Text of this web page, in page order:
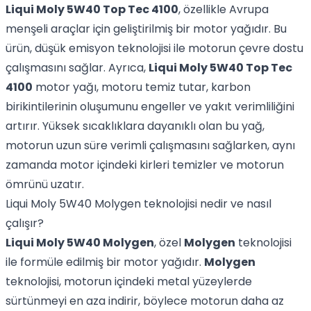
Liqui Moly 5W40 Top Tec 4100, özellikle Avrupa
menşeli araçlar için geliştirilmiş bir motor yağıdır. Bu
ürün, düşük emisyon teknolojisi ile motorun çevre dostu
çalışmasını sağlar. Ayrıca, Liqui Moly 5W40 Top Tec
4100 motor yağı, motoru temiz tutar, karbon
birikintilerinin oluşumunu engeller ve yakıt verimliliğini
artırır. Yüksek sıcaklıklara dayanıklı olan bu yağ,
motorun uzun süre verimli çalışmasını sağlarken, aynı
zamanda motor içindeki kirleri temizler ve motorun
ömrünü uzatır.
Liqui Moly 5W40 Molygen teknolojisi nedir ve nasıl
çalışır?
Liqui Moly 5W40 Molygen, özel Molygen teknolojisi
ile formüle edilmiş bir motor yağıdır. Molygen
teknolojisi, motorun içindeki metal yüzeylerde
sürtünmeyi en aza indirir, böylece motorun daha az